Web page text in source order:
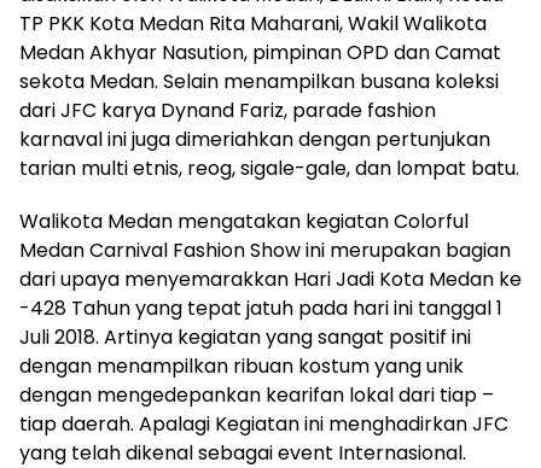
TP PKK Kota Medan Rita Maharani, Wakil Walikota
Medan Akhyar Nasution, pimpinan OPD dan Camat
sekota Medan. Selain menampilkan busana koleksi
dari JFC karya Dynand Fariz, parade fashion
karnaval ini juga dimeriahkan dengan pertunjukan
tarian multi etnis, reog, sigale-gale, dan lompat batu.
Walikota Medan mengatakan kegiatan Colorful
Medan Carnival Fashion Show ini merupakan bagian
dari upaya menyemarakkan Hari Jadi Kota Medan ke
-428 Tahun yang tepat jatuh pada hari ini tanggal 1
Juli 2018. Artinya kegiatan yang sangat positif ini
dengan menampilkan ribuan kostum yang unik
dengan mengedepankan kearifan lokal dari tiap –
tiap daerah. Apalagi Kegiatan ini menghadirkan JFC
yang telah dikenal sebagai event Internasional.